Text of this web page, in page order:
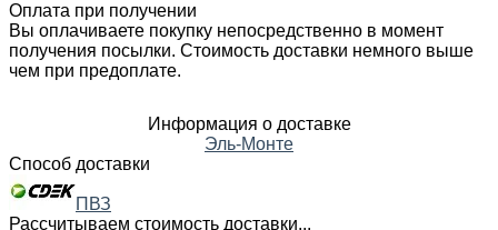
Оплата при получении
Вы оплачиваете покупку непосредственно в момент
получения посылки. Стоимость доставки немного выше
чем при предоплате.
Информация о доставке
Эль-Монте
Способ доставки
ПВЗ
Рассчитываем стоимость доставки...